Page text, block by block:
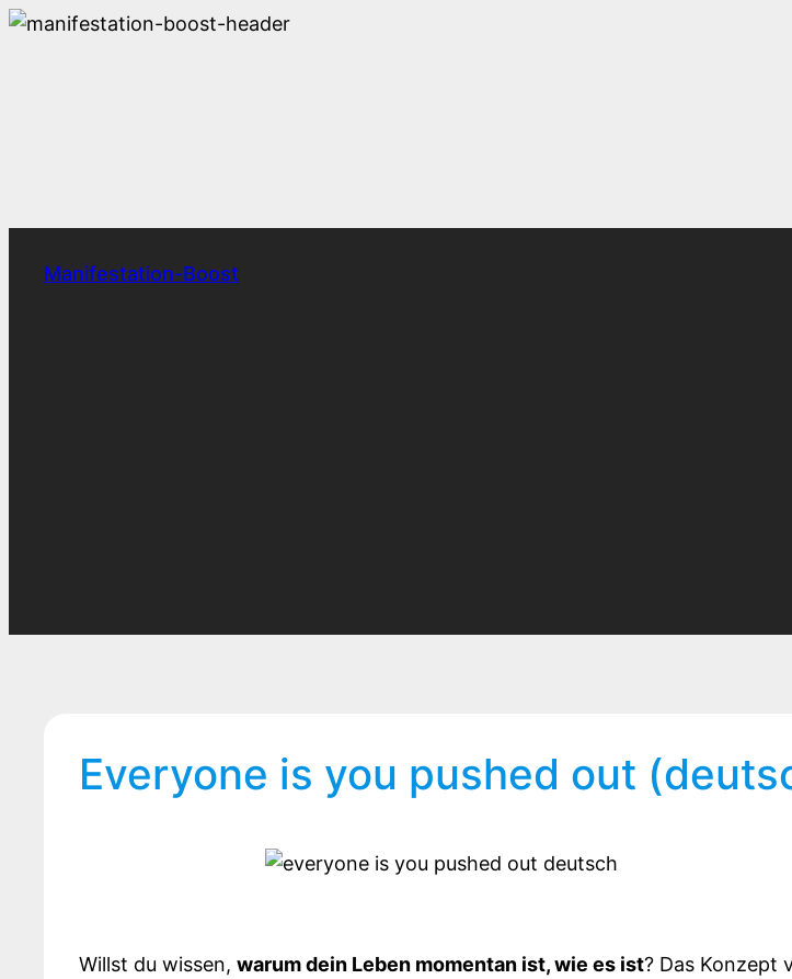
Zum
Manifestation-Boost
Everyone is you pushed out
Willst du wissen, warum dein Leben momentan ist, wie es ist? Das Konzept